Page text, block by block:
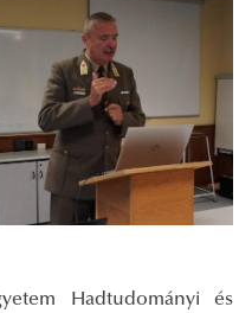
Hadtudományi és